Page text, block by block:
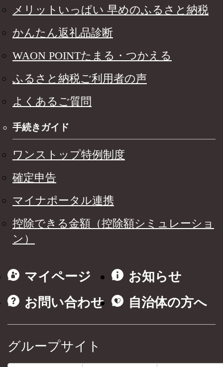
メリットいっぱい 早めのふるさと納税
かんたん返礼品診断
WAON POINTたまる・つかえる
ふるさと納税ご利用者の声
よくあるご質問
手続きガイド
ワンストップ特例制度
確定申告
マイナポータル連携
控除できる金額（控除額シミュレーショ
ン）
マイページ
お知らせ
お問い合わせ
自治体の方へ
グループサイト